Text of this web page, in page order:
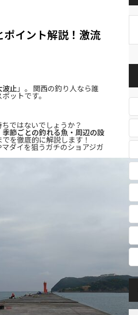
ポイント解説！激流
波止 」。 関西の釣り人なら誰
ットです。
ではないでしょうか？
節ごとの釣れる魚・周辺の設
でを徹底的に解説します！
ダイを狙うガチのショアジガ